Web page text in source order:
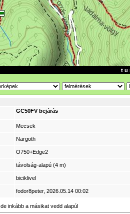
t u
GC50FV bejárás
Mecsek
Nargoth
O750+Edge2
távolság-alapú (4 m)
biciklivel
fodor8peter, 2026.05.14 00:02
inkább a másikat vedd alapúl